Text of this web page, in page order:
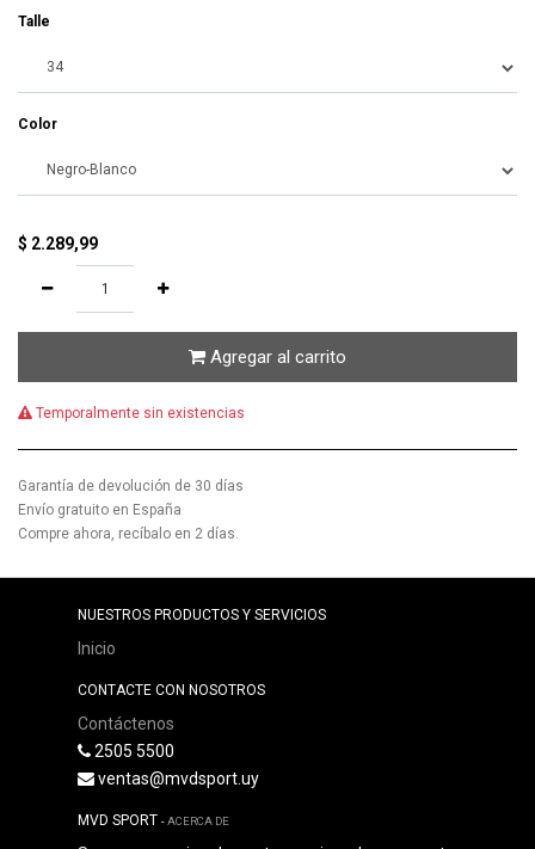
Talle
Color
$ 2.289,99
Agregar al carrito
Temporalmente sin existencias
Garantía de devolución de 30 días
Envío gratuito en España
Compre ahora, recíbalo en 2 días.
NUESTROS PRODUCTOS Y SERVICIOS
Inicio
CONTACTE CON NOSOTROS
Contáctenos
2505 5500
ventas@mvdsport.uy
MVD SPORT -ACERCA DE